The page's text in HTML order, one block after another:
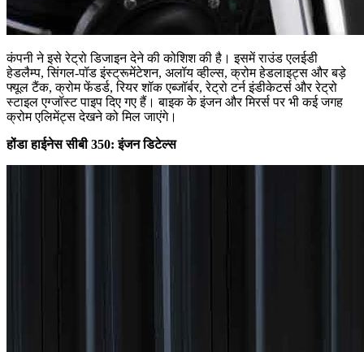
कंपनी ने इसे रेट्रो डिजाइन देने की कोशिश की है। इसमें राउंड एलईडी
हेडलैम्प, सिंगल-पॉड इंस्ट्रूमेंटेशन, अलॉय व्हील्स, क्रोम हेडलाइट्स और बड़े
फ्यूल टैंक, क्रोम फेंडर्ड, रियर शॉक एब्जॉर्बर, रेट्रो टर्न इंडीकेटर्स और रेट्रो
स्टाइल एग्जॉस्ट पाइप दिए गए हैं। बाइक के इंजन और मिरर्स पर भी कई जगह
क्रोम एलिमेंट्स देखने को मिल जाएंगे।
होंडा हाईनेस सीबी 350: इंजन डिटेल्स